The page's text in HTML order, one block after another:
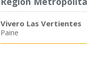
Vivero Las Vertientes
Paine